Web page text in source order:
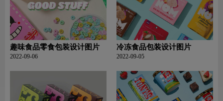
趣味食品零食包装设计图片
2022-09-06
冷冻食品包装设计图片
2022-09-05